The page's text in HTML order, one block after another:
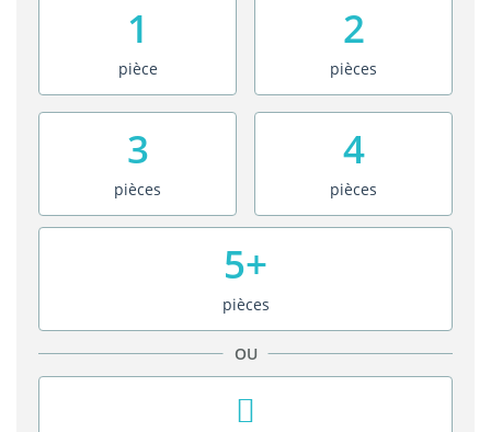
1
pièce
2
pièces
3
pièces
4
pièces
5+
pièces
OU